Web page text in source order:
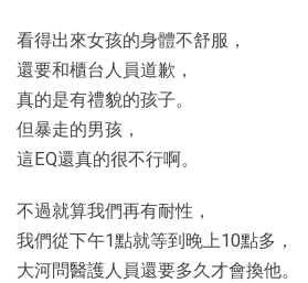
看得出來女孩的身體不舒服，
還要和櫃台人員道歉，
真的是有禮貌的孩子。
但暴走的男孩，
這EQ還真的很不行啊。
不過就算我們再有耐性，
我們從下午1點就等到晚上10點多，
大河問醫護人員還要多久才會換他。